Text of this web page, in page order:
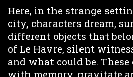
Here, in the strange
city, characters dream,
different objects that
of Le Havre, silent
and what could be.
with memory, gravitate